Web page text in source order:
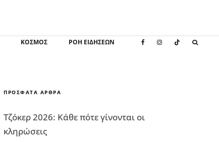
ΚΌΣΜΟΣ ΡΟΗ ΕΙΔΗΣΕΩΝ
ΠΡΌΣΦΑΤΑ ΆΡΘΡΑ
Τζόκερ 2026: Κάθε πότε γίνονται οι
κληρώσεις